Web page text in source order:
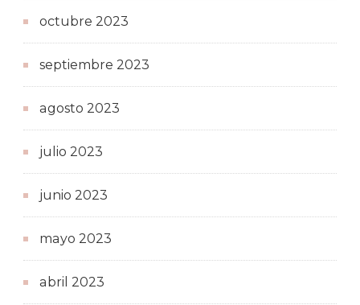
octubre 2023
septiembre 2023
agosto 2023
julio 2023
junio 2023
mayo 2023
abril 2023